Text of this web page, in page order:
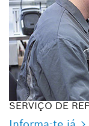
SERVIÇO DE